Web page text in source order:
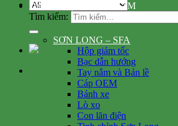
Tìm kiếm:
DANH MỤC SẢN PHẨM
SƠN LONG – SFA
Hộp giảm tốc
Bạc dẫn hướng
Tay nắm và Bản lề
Cáp OEM
Bánh xe
Lò xo
Con lăn điện